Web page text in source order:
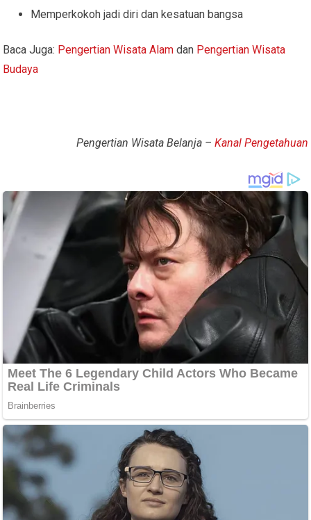
Memperkokoh jadi diri dan kesatuan bangsa
Baca Juga: Pengertian Wisata Alam dan Pengertian Wisata
Budaya
Pengertian Wisata Belanja – Kanal Pengetahuan